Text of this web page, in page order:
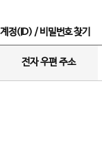
계정(ID) / 비밀번호 찾기
전자 우편 주소